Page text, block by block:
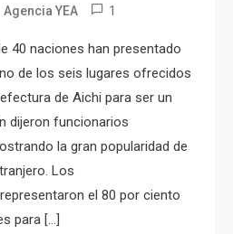
Agencia YEA 1
40 naciones han presentado
de los seis lugares ofrecidos
de Aichi para ser un
dijeron funcionarios
la gran popularidad de
Los
el 80 por ciento
para […]